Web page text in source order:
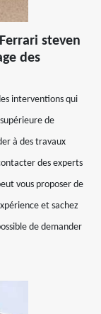
steven
des
interventions qui
de
à des travaux
des experts
vous proposer de
et sachez
de demander